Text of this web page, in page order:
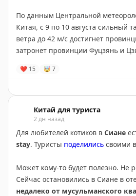
По данным Центральной
Китая, с 9 по 10 августа сильный
ветра до 42 м/с достигнет
затронет провинции Фуцзянь и
Ожидаются сильные ветры,
властей и метеослужб.
Берегите себя и будьте осторожны.
Источник: 实时台风路径
#Тайфун #Фуцзянь #Чжэцзян
❤ 15 🤯 7
Китай для туриста
2 дн назад
Для любителей котиков в Сиане
stay. Туристы поделились своими
Может кому-то будет полезно. Не
Сейчас остановились в Сиане в
недалеко от мусульманского